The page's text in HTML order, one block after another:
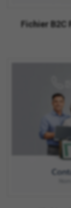
Fichier B2C